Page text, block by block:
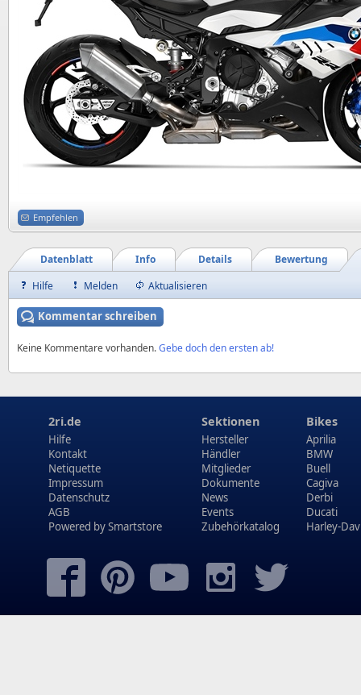
Empfehlen
Bewertung
Details
Info
Datenblatt
Hilfe
Melden Aktualisieren
Kommentar schreiben
Keine Kommentare vorhanden.Gebe doch den ersten ab!
2ri.de
Hilfe
Kontakt
Netiquette
Impressum
Datenschutz
AGB
Powered bySmartstore
Sektionen
Hersteller
Händler
Mitglieder
Dokumente
News
Events
Zubehörkatalog
Bikes
Aprilia
BMW
Buell
Cagiva
Derbi
Ducati
Harley-